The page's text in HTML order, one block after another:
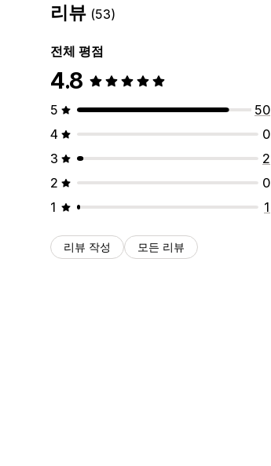
리뷰 (53)
전체 평점
4.8
5
50
4
0
3
2
2
0
1
1
리뷰 작성 모든 리뷰